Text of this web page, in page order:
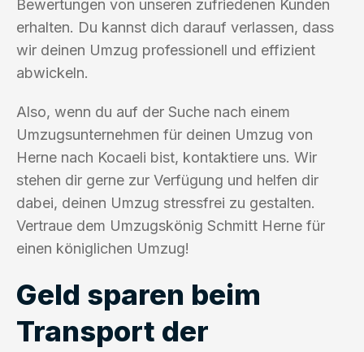
Bewertungen von unseren zufriedenen Kunden
erhalten. Du kannst dich darauf verlassen, dass
wir deinen Umzug professionell und effizient
abwickeln.
Also, wenn du auf der Suche nach einem
Umzugsunternehmen für deinen Umzug von
Herne nach Kocaeli bist, kontaktiere uns. Wir
stehen dir gerne zur Verfügung und helfen dir
dabei, deinen Umzug stressfrei zu gestalten.
Vertraue dem Umzugskönig Schmitt Herne für
einen königlichen Umzug!
Geld sparen beim
Transport der